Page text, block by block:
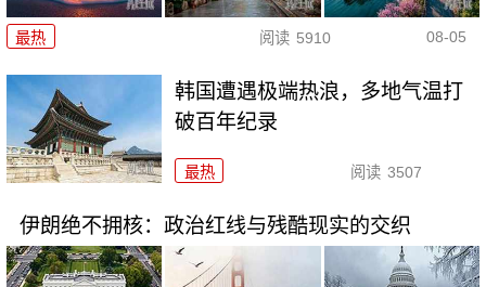
最热 阅读 5910 08-05
韩国遭遇极端热浪，多地气温打
破百年纪录
最热 阅读 3507
伊朗绝不拥核：政治红线与残酷现实的交织